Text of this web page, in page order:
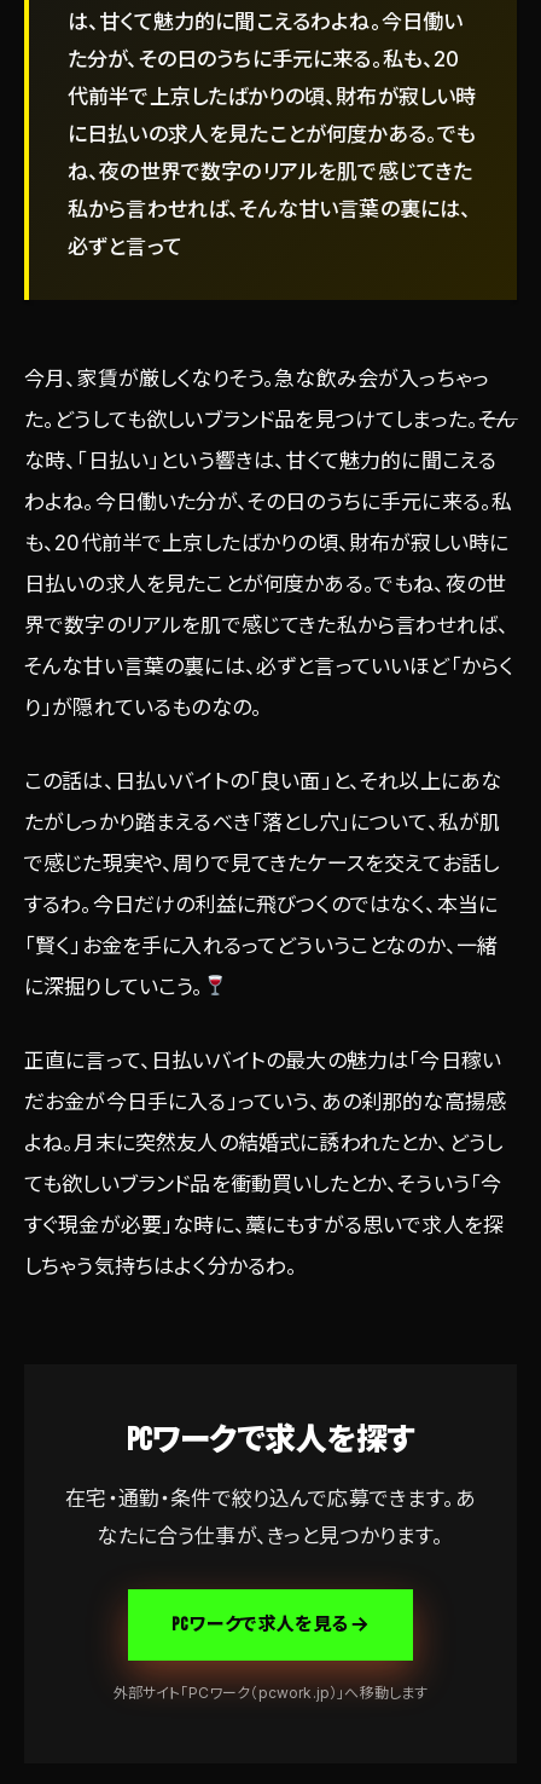
は、甘くて魅力的に聞こえるわよね。今日働い
た分が、その日のうちに手元に来る。私も、20
代前半で上京したばかりの頃、財布が寂しい時
に日払いの求人を見たことが何度かある。でも
ね、夜の世界で数字のリアルを肌で感じてきた
私から言わせれば、そんな甘い言葉の裏には、
必ずと言って
今月、家賃が厳しくなりそう。急な飲み会が入っちゃっ
た。どうしても欲しいブランド品を見つけてしまった。――そん
な時、「日払い」という響きは、甘くて魅力的に聞こえる
わよね。今日働いた分が、その日のうちに手元に来る。私
も、20代前半で上京したばかりの頃、財布が寂しい時に
日払いの求人を見たことが何度かある。でもね、夜の世
界で数字のリアルを肌で感じてきた私から言わせれば、
そんな甘い言葉の裏には、必ずと言っていいほど「からく
り」が隠れているものなの。
この話は、日払いバイトの「良い面」と、それ以上にあな
たがしっかり踏まえるべき「落とし穴」について、私が肌
で感じた現実や、周りで見てきたケースを交えてお話し
するわ。今日だけの利益に飛びつくのではなく、本当に
「賢く」お金を手に入れるってどういうことなのか、一緒
に深掘りしていこう。
正直に言って、日払いバイトの最大の魅力は「今日稼い
だお金が今日手に入る」っていう、あの刹那的な高揚感
よね。月末に突然友人の結婚式に誘われたとか、どうし
ても欲しいブランド品を衝動買いしたとか、そういう「今
すぐ現金が必要」な時に、藁にもすがる思いで求人を探
しちゃう気持ちはよく分かるわ。
PCワークで求人を探す
在宅・通勤・条件で絞り込んで応募できます。あ
なたに合う仕事が、きっと見つかります。
PCワークで求人を見る
外部サイト「PCワーク（pcwork.jp）」へ移動します